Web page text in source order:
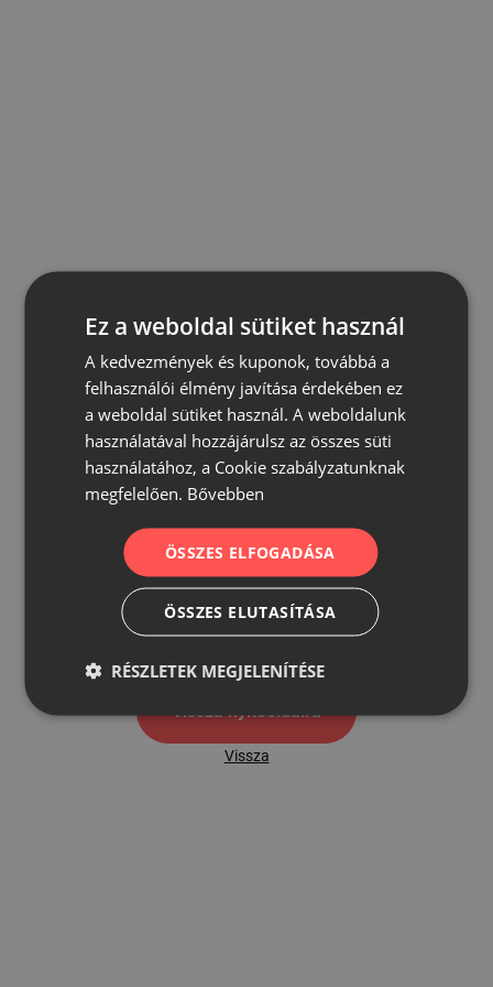
500
Vissza nyítóoldalra
Vissza
Ez a weboldal sütiket használ
A kedvezmények és kuponok, továbbá a
felhasználói élmény javítása érdekében ez
a weboldal sütiket használ. A weboldalunk
használatával hozzájárulsz az összes süti
használatához, a Cookie szabályzatunknak
megfelelően. Bővebben
ÖSSZES ELFOGADÁSA
ÖSSZES ELUTASÍTÁSA
RÉSZLETEK MEGJELENÍTÉSE